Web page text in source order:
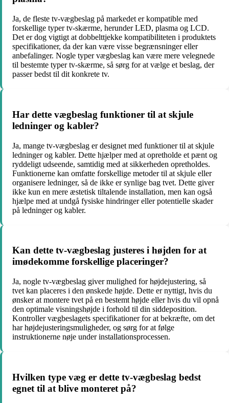
Ja, de fleste tv-vægbeslag på markedet er kompatible med
forskellige typer tv-skærme, herunder LED, plasma og LCD.
Det er dog vigtigt at dobbelttjekke kompatibiliteten i produktets
specifikationer, da der kan være visse begrænsninger eller
anbefalinger. Nogle typer vægbeslag kan være mere velegnede
til bestemte typer tv-skærme, så sørg for at vælge et beslag, der
passer bedst til dit konkrete tv.
Har dette vægbeslag funktioner til at skjule
ledninger og kabler?
Ja, mange tv-vægbeslag er designet med funktioner til at skjule
ledninger og kabler. Dette hjælper med at opretholde et pænt og
ryddeligt udseende, samtidig med at sikkerheden opretholdes.
Funktionerne kan omfatte forskellige metoder til at skjule eller
organisere ledninger, så de ikke er synlige bag tvet. Dette giver
ikke kun en mere æstetisk tiltalende installation, men kan også
hjælpe med at undgå fysiske hindringer eller potentielle skader
på ledninger og kabler.
Kan dette tv-vægbeslag justeres i højden for at
imødekomme forskellige placeringer?
Ja, nogle tv-vægbeslag giver mulighed for højdejustering, så
tvet kan placeres i den ønskede højde. Dette er nyttigt, hvis du
ønsker at montere tvet på en bestemt højde eller hvis du vil opnå
den optimale visningshøjde i forhold til din siddeposition.
Kontroller vægbeslagets specifikationer for at bekræfte, om det
har højdejusteringsmuligheder, og sørg for at følge
instruktionerne nøje under installationsprocessen.
Hvilken type væg er dette tv-vægbeslag bedst
egnet til at blive monteret på?